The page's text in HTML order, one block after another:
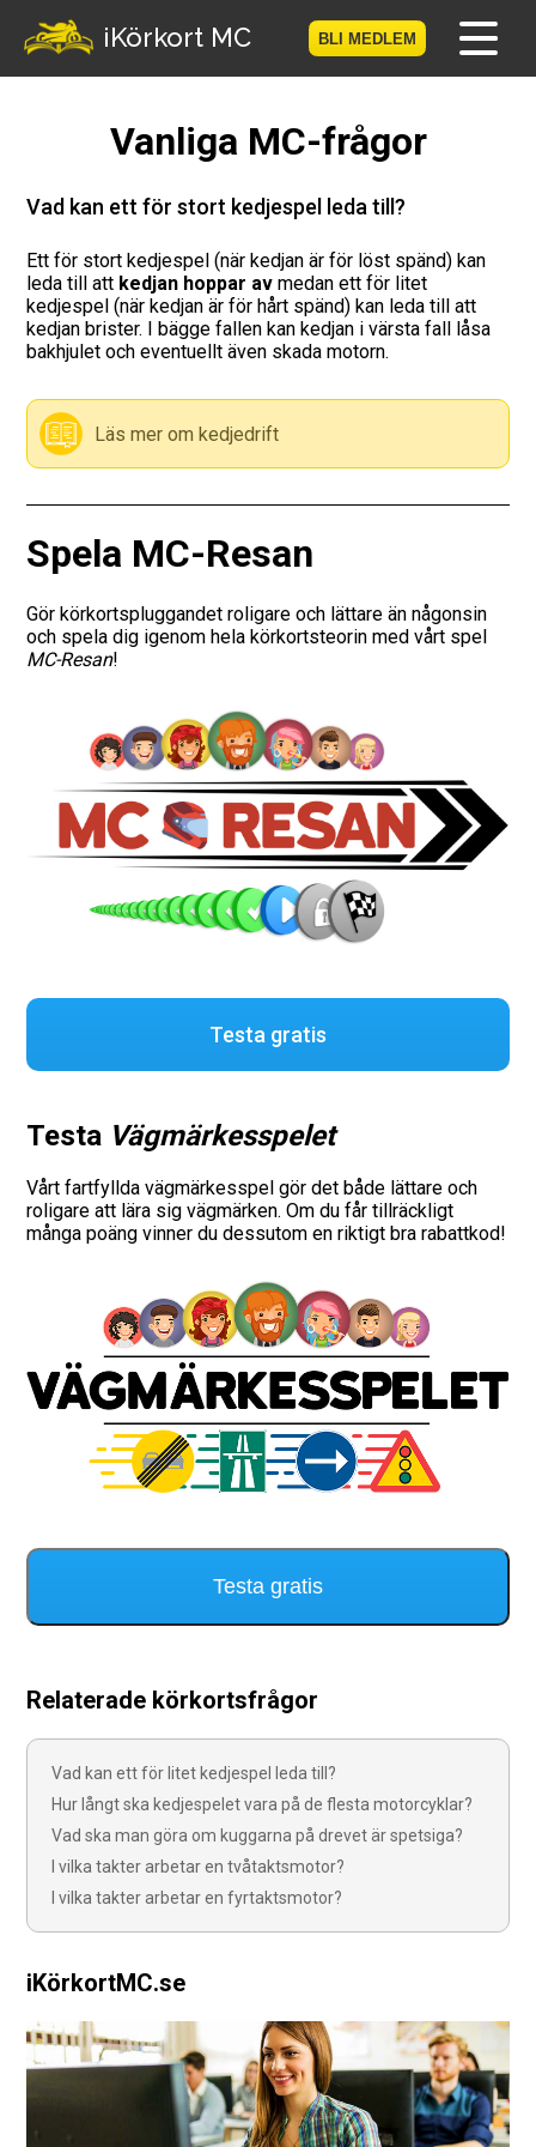
iKörkort MC BLI MEDLEM
Prov
MC-Resan
Körkortsteori
Presentkort
Vanliga MC-frågor
Vad kan ett för stort kedjespel leda till?
Ett för stort kedjespel (när kedjan är för löst spänd) kan
leda till att kedjan hoppar av medan ett för litet
kedjespel (när kedjan är för hårt spänd) kan leda till att
kedjan brister. I bägge fallen kan kedjan i värsta fall låsa
bakhjulet och eventuellt även skada motorn.
Läs mer om kedjedrift
Spela MC-Resan
Gör körkortspluggandet roligare och lättare än någonsin
och spela dig igenom hela körkortsteorin med vårt spel
MC-Resan!
Testa gratis
Testa Vägmärkesspelet
Vårt fartfyllda vägmärkesspel gör det både lättare och
roligare att lära sig vägmärken. Om du får tillräckligt
många poäng vinner du dessutom en riktigt bra rabattkod!
Testa gratis
Relaterade körkortsfrågor
Vad kan ett för litet kedjespel leda till?
Hur långt ska kedjespelet vara på de flesta motorcyklar?
Vad ska man göra om kuggarna på drevet är spetsiga?
I vilka takter arbetar en tvåtaktsmotor?
I vilka takter arbetar en fyrtaktsmotor?
iKörkortMC.se